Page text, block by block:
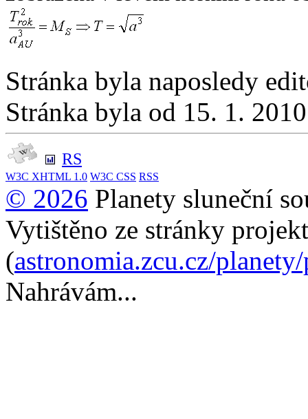
Stránka byla naposledy
Stránka byla od 15. 1.
RS
W3C XHTML 1.0 W3C CSS RSS
© 2026 Planety sluneční
Vytištěno ze stránky
(astronomia.zcu.cz/
Nahrávám...